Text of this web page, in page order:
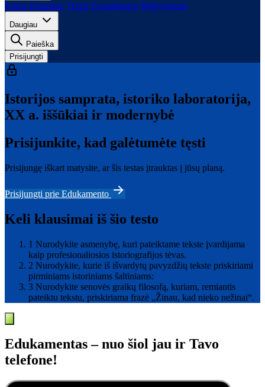
Kaina Pamokos Testai Egzaminams Mokytojams
Daugiau
Paieška
Prisijungti
Istorijos samprata, istoriko laboratorija,
XX a. iššūkiai ir modernybė
Prisijunkite, kad galėtumėte tęsti
Prisijungę iškart matysite, ar šis testas įtrauktas į jūsų planą.
Prisijungti prie Edukamento
Keli klausimai iš šio testo
1 Nurodykite asmenybę, kuri pateiktame tekste įvardijama
kaip profesionaliosios istoriografijos tėvas.
2 Nurodykite, kurie iš išvardytų pavyzdžių tekste priskiriami
pirminiams istoriniams šaltiniams:
3 Nurodykite senovės graikų filosofą, kuriam, remiantis
pateiktu tekstu, priskiriama frazė „Žinau, kad nieko nežinai“.
Edukamentas – nuo šiol jau ir Tavo
telefone!